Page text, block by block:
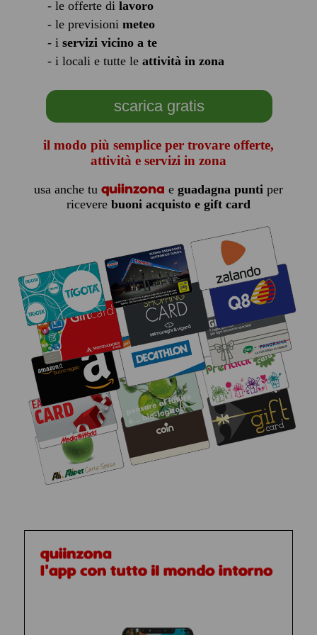
- le offerte di lavoro
- le previsioni meteo
- i servizi vicino a te
- i locali e tutte le attività in zona
scarica gratis
il modo più semplice per trovare offerte,
attività e servizi in zona
usa anche tu quiinzona e guadagna puntiper
ricevere buoni acquisto e gift card